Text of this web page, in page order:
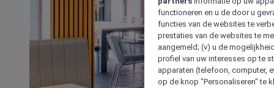
functioneren en u de door u
functies van de websites te
prestaties van de websites te
aangemeld; (v) u de
profiel van uw interesses op te
apparaten (telefoon, computer,
op de knop "Personaliseren" te